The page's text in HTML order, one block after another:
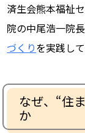
済生会熊本福祉
院の中尾浩一院長
づくりを実践し
なぜ、“住
か